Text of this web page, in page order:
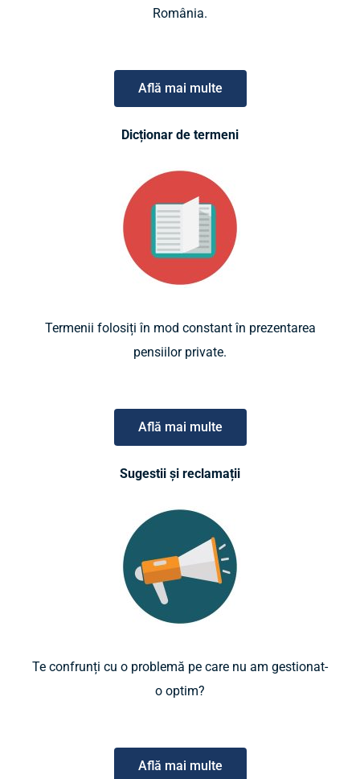
România.
Află mai multe
Dicționar de termeni
Termenii folosiți în mod constant în prezentarea
pensiilor private.
Află mai multe
Sugestii și reclamații
Te confrunți cu o problemă pe care nu am gestionat-
o optim?
Află mai multe